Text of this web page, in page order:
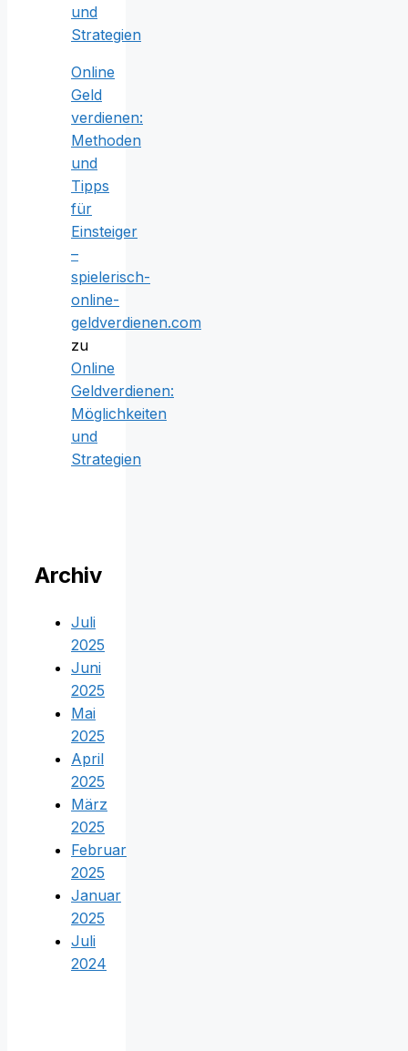
und
Strategien
Online
Geld
verdienen:
Methoden
und
Tipps
für
Einsteiger
–
spielerisch-
online-
geldverdienen.com
zu
Online
Geldverdienen:
Möglichkeiten
und
Strategien
Archiv
Juli
2025
Juni
2025
Mai
2025
April
2025
März
2025
Februar
2025
Januar
2025
Juli
2024